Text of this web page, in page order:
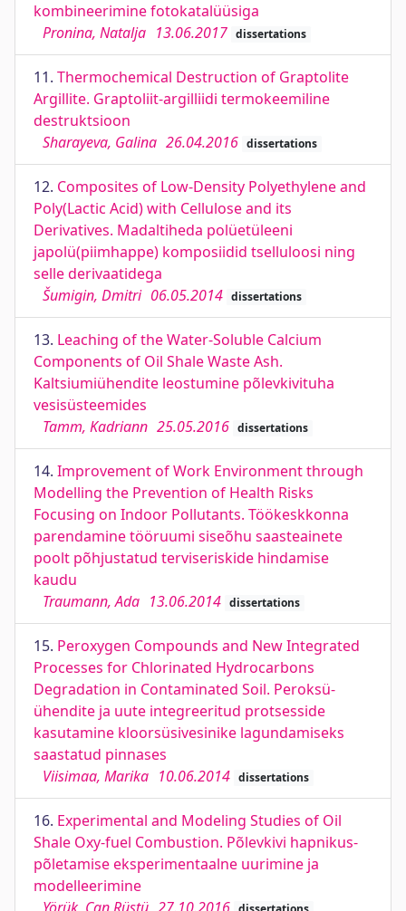
kombineerimine fotokatalüüsiga
Pronina, Natalja 13.06.2017 dissertations
11. Thermochemical Destruction of Graptolite
Argillite. Graptoliit-argilliidi termokeemiline
destruktsioon
Sharayeva, Galina 26.04.2016 dissertations
12. Composites of Low-Density Polyethylene and
Poly(Lactic Acid) with Cellulose and its
Derivatives. Madaltiheda polüetüleeni
japolü(piimhappe) komposiidid tselluloosi ning
selle derivaatidega
Šumigin, Dmitri 06.05.2014 dissertations
13. Leaching of the Water-Soluble Calcium
Components of Oil Shale Waste Ash.
Kaltsiumiühendite leostumine põlevkivituha
vesisüsteemides
Tamm, Kadriann 25.05.2016 dissertations
14. Improvement of Work Environment through
Modelling the Prevention of Health Risks
Focusing on Indoor Pollutants. Töökeskkonna
parendamine tööruumi siseõhu saasteainete
poolt põhjustatud terviseriskide hindamise
kaudu
Traumann, Ada 13.06.2014 dissertations
15. Peroxygen Compounds and New Integrated
Processes for Chlorinated Hydrocarbons
Degradation in Contaminated Soil. Peroksü-
ühendite ja uute integreeritud protsesside
kasutamine kloorsüsivesinike lagundamiseks
saastatud pinnases
Viisimaa, Marika 10.06.2014 dissertations
16. Experimental and Modeling Studies of Oil
Shale Oxy-fuel Combustion. Põlevkivi hapnikus-
põletamise eksperimentaalne uurimine ja
modelleerimine